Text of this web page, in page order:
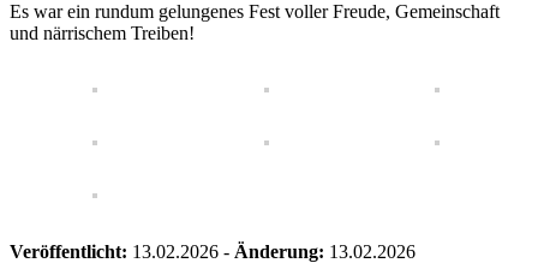
Es war ein rundum gelungenes Fest voller Freude, Gemeinschaft
und närrischem Treiben!
Veröffentlicht: 13.02.2026 - Änderung: 13.02.2026